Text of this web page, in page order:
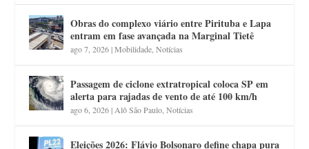
Obras do complexo viário entre Pirituba e Lapa
entram em fase avançada na Marginal Tietê
ago 7, 2026|Mobilidade ,Notícias
Passagem de ciclone extratropical coloca SP em
alerta para rajadas de vento de até 100 km/h
ago 6, 2026| Alô São Paulo ,Notícias
Eleições 2026: Flávio Bolsonaro define chapa pura